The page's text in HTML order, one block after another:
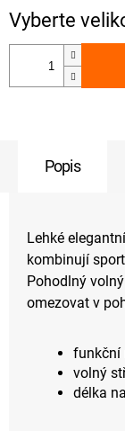
Popis
Lehké
kombinují
Pohodlný
omezovat v
funkční
volný
délka